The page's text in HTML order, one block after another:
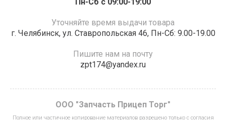
Уточняйте время выдачи товара
г. Челябинск, ул. Ставропольская 46, Пн-Сб: 9.00-19.00
Пишите нам на почту
zpt174@yandex.ru
ООО "Запчасть Прицеп Торг"
Полное или частичное копирование материалов разрешено только с согласия